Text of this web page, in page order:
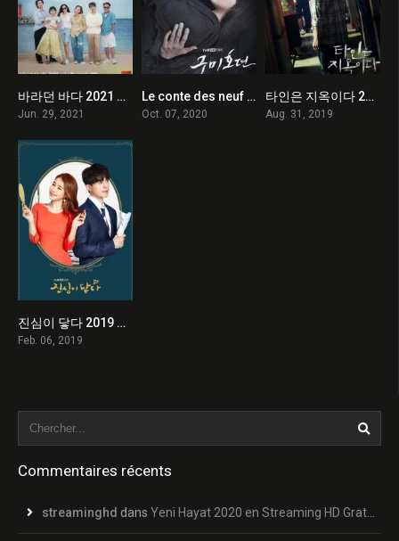
0
바라던 바다 2021 en Streaming HD Gratuit !
Jun. 29, 2021
8.6Le conte des neuf queues 2020 en Streaming HD Gratuit !
Oct. 07, 2020
8.8
타인은 지옥이다 2019 en Streaming HD Gratuit !
Aug. 31, 2019
8.2
진심이 닿다 2019 en Streaming HD Gratuit !
Feb. 06, 2019
Commentaires récents
streaminghd dans Yeni Hayat 2020 en Streaming HD Gratuit !